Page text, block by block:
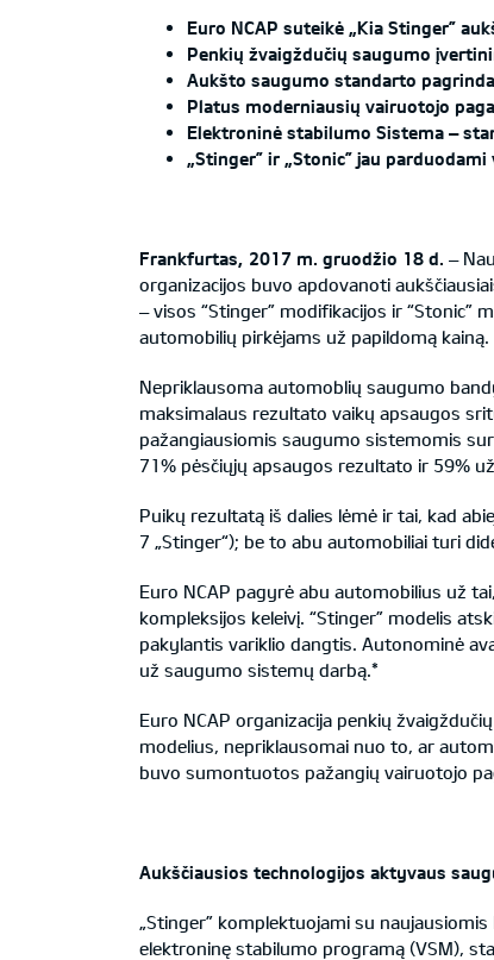
Euro NCAP suteikė „Kia Stinger”
Penkių žvaigždučių saugumo
Aukšto saugumo standarto
Platus moderniausių vairuotojo
Elektroninė stabilumo Sistema –
„Stinger” ir „Stonic” jau parduodami
Frankfurtas, 2017 m. gruodžio 18 d. –
organizacijos buvo apdovanoti
– visos “Stinger” modifikacijos ir
automobilių pirkėjams už papildomą kainą.
Nepriklausoma automoblių saugumo
maksimalaus rezultato vaikų apsaugos
pažangiausiomis saugumo sistemomis
71% pėsčiųjų apsaugos rezultato ir 59%
Puikų rezultatą iš dalies lėmė ir tai, kad
7 „Stinger“); be to abu automobiliai turi
Euro NCAP pagyrė abu automobilius už
kompleksijos keleivį. “Stinger” modelis
pakylantis variklio dangtis. Autonominė
už saugumo sistemų darbą.*
Euro NCAP organizacija penkių
modelius, nepriklausomai nuo to, ar
buvo sumontuotos pažangių vairuotojo
Aukščiausios technologijos aktyvaus
„Stinger” komplektuojami su
elektroninę stabilumo programą (VSM),